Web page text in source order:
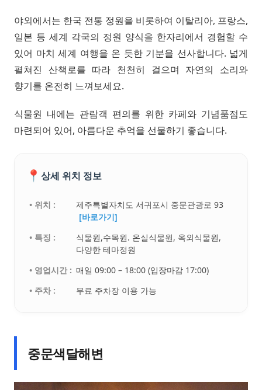
야외에서는 한국 전통 정원을 비롯하여 이탈리아, 프랑스,
일본 등 세계 각국의 정원 양식을 한자리에서 경험할 수
있어 마치 세계 여행을 온 듯한 기분을 선사합니다. 넓게
펼쳐진 산책로를 따라 천천히 걸으며 자연의 소리와
향기를 온전히 느껴보세요.
식물원 내에는 관람객 편의를 위한 카페와 기념품점도
마련되어 있어, 아름다운 추억을 선물하기 좋습니다.
📍 상세 위치 정보
• 위치 :
제주특별자치도 서귀포시 중문관광로 93
[바로가기]
• 특징 :
식물원,수목원. 온실식물원, 옥외식물원,
다양한 테마정원
• 영업시간 : 매일 09:00 – 18:00 (입장마감 17:00)
• 주차 :
무료 주차장 이용 가능
중문색달해변